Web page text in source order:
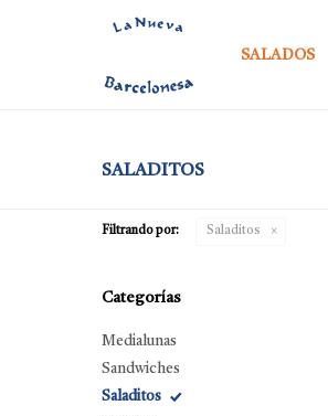
SALADOS
SALADITOS
Filtrando por: Saladitos
Categorías
Medialunas
Sandwiches
Saladitos